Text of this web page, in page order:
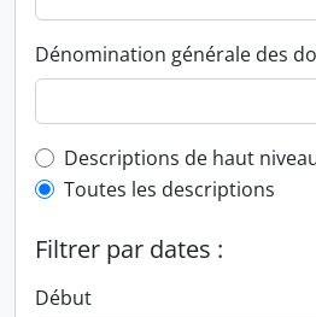
Dénomination générale des
Top-level description
Descriptions de haut
Toutes les descriptions
Filtrer par dates :
Début